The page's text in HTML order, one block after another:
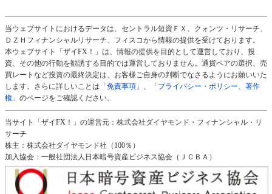
当ウェブサイトにおけるデータは、セントラル短資ＦＸ、クォンツ・リサーチ、
ＤＺＨフィナンシャルリサーチ、フィスコから情報の提供を受けております。
本ウェブサイト「ザイFX！」は、情報の提供を目的として運営しており、投
資、その他の行動を勧誘する目的では運営しておりません。通貨ペアの選択、売
買レートなど投資の最終決定は、お客様ご自身の判断でなさるようにお願いいた
します。さらに詳しいことは 「免責事項」
「プライバシー・ポリシー、著作
権」 のページをご確認ください。
当サイト「ザイFX！」の運営元：株式会社ダイヤモンド・フィナンシャル・リ
サーチ
株主：株式会社ダイヤモンド社（100％）
加入協会：一般社団法人日本暗号資産ビジネス協会（ＪＣＢＡ）